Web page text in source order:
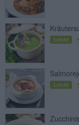
Leicht
Leicht